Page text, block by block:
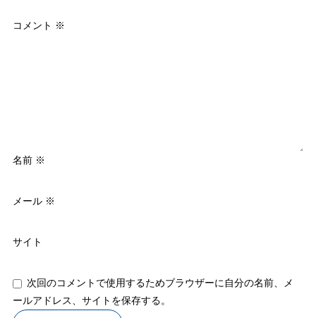
コメント ※
名前 ※
メール ※
サイト
次回のコメントで使用するためブラウザーに自分の名前、メ
ールアドレス、サイトを保存する。